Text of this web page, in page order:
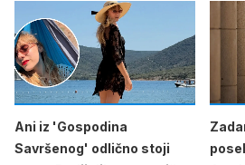
Ani iz 'Gospodina
Savršenog' odlično stoji